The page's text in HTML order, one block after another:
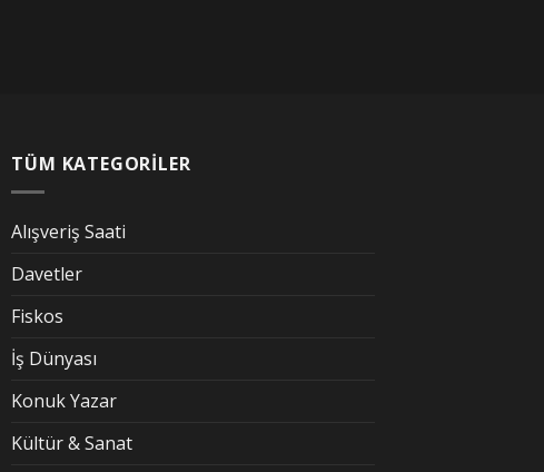
TÜM KATEGORİLER
Alışveriş Saati
Davetler
Fiskos
İş Dünyası
Konuk Yazar
Kültür & Sanat